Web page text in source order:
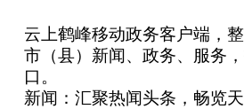
云上鹤峰移动政务客户端，
市（县）新闻、政务、服务
口。
新闻：汇聚热闻头条，畅览天